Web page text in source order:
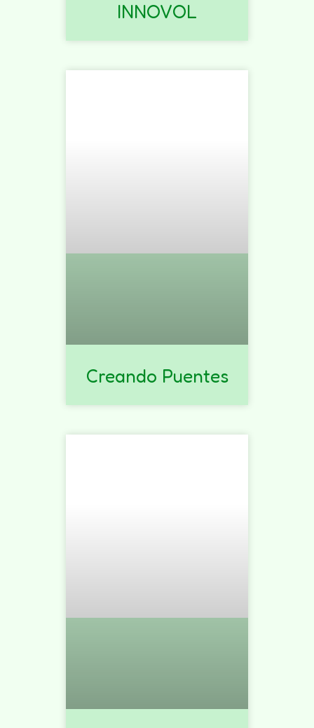
INNOVOL
Creando Puentes